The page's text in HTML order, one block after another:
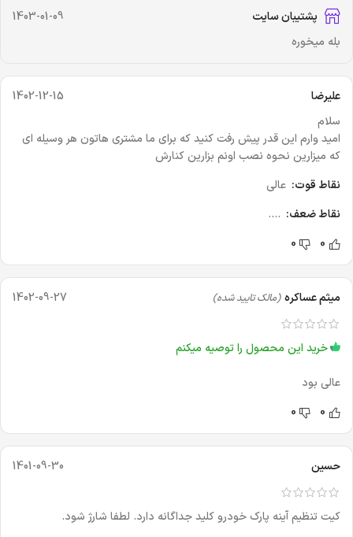
پشتیبان سایت
1403-01-09
بله میخوره
علیرضا
1402-12-15
سلام
امید وارم این قدر پیش رفت کنید که برای ما مشتری هاتون هر وسیله ای
که میزارین نحوه نصب اونم بزارین کنارش
نقاط قوت: عالی
نقاط ضعف: ....
0
0
میثم عساکره (مالک تایید شده) 1402-09-27
خرید این محصول را توصیه میکنم
عالی بود
0
0
حسین 1401-09-30
کیت تنظیم آینه پارک خودرو کلید جداگانه دارد. لطفا شارژ شود.